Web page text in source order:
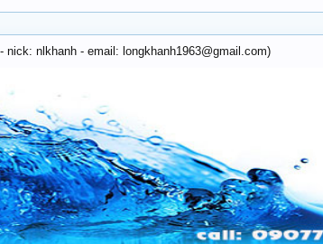
nick: nlkhanh - email: longkhanh1963@gmail.com)